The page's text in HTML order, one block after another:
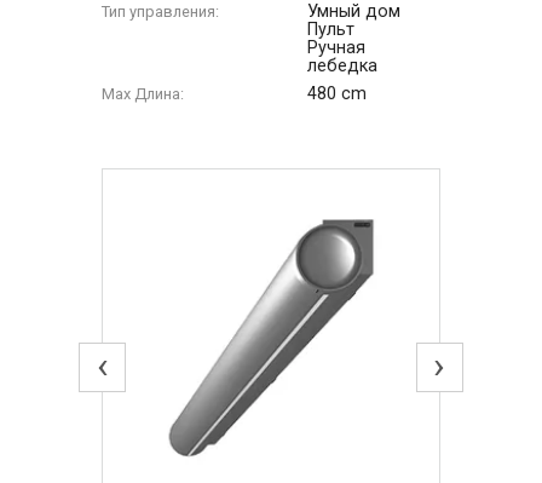
Тип управления:
Умный дом
Пульт
Ручная
лебедка
Max Длина: 480 cm
‹ ›